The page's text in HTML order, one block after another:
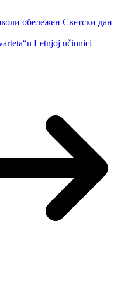
обележен Светски дан
Letnjoj učionici